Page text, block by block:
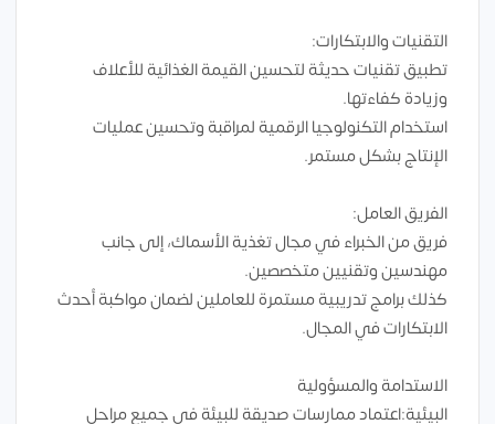
التقنيات والابتكارات:
تطبيق تقنيات حديثة لتحسين القيمة الغذائية للأعلاف
وزيادة كفاءتها.
استخدام التكنولوجيا الرقمية لمراقبة وتحسين عمليات
الإنتاج بشكل مستمر.
الفريق العامل:
فريق من الخبراء في مجال تغذية الأسماك، إلى جانب
مهندسين وتقنيين متخصصين.
كذلك برامج تدريبية مستمرة للعاملين لضمان مواكبة أحدث
الابتكارات في المجال.
الاستدامة والمسؤولية
البيئية:اعتماد ممارسات صديقة للبيئة في جميع مراحل